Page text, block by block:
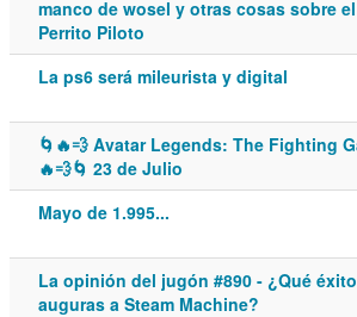
manco de wosel y otras cosas sobre el
Perrito Piloto
La ps6 será mileurista y digital
🌀🔥💨 Avatar Legends: The Fighting
🔥💨🌀 23 de Julio
Mayo de 1.995...
La opinión del jugón #890 - ¿Qué
auguras a Steam Machine?